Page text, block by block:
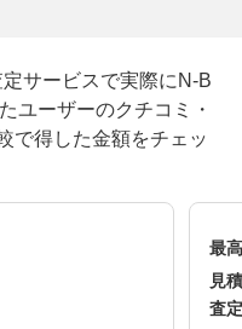
サービスで実際にN-B
ユーザーのクチコミ・
で得した金額をチェッ
最
見
査